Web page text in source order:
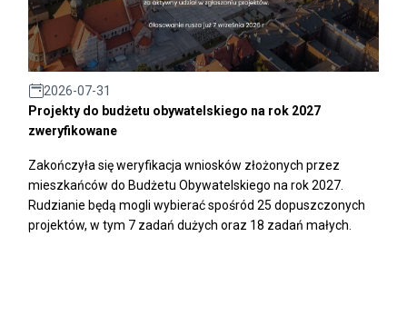
2026-07-31
Projekty do budżetu obywatelskiego na rok 2027
zweryfikowane
Zakończyła się weryfikacja wniosków złożonych przez
mieszkańców do Budżetu Obywatelskiego na rok 2027.
Rudzianie będą mogli wybierać spośród 25 dopuszczonych
projektów, w tym 7 zadań dużych oraz 18 zadań małych.